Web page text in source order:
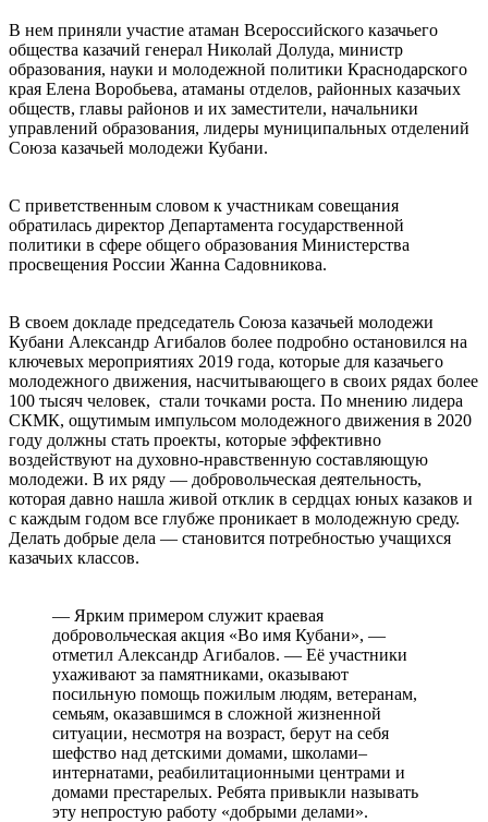
В нем приняли участие атаман Всероссийского казачьего
общества казачий генерал Николай Долуда, министр
образования, науки и молодежной политики Краснодарского
края Елена Воробьева, атаманы отделов, районных казачьих
обществ, главы районов и их заместители, начальники
управлений образования, лидеры муниципальных отделений
Союза казачьей молодежи Кубани.
С приветственным словом к участникам совещания
обратилась директор Департамента государственной
политики в сфере общего образования Министерства
просвещения России Жанна Садовникова.
В своем докладе председатель Союза казачьей молодежи
Кубани Александр Агибалов более подробно остановился на
ключевых мероприятиях 2019 года, которые для казачьего
молодежного движения, насчитывающего в своих рядах более
100 тысяч человек, стали точками роста. По мнению лидера
СКМК, ощутимым импульсом молодежного движения в 2020
году должны стать проекты, которые эффективно
воздействуют на духовно-нравственную составляющую
молодежи. В их ряду — добровольческая деятельность,
которая давно нашла живой отклик в сердцах юных казаков и
с каждым годом все глубже проникает в молодежную среду.
Делать добрые дела — становится потребностью учащихся
казачьих классов.
— Ярким примером служит краевая
добровольческая акция «Во имя Кубани», —
отметил Александр Агибалов. — Её участники
ухаживают за памятниками, оказывают
посильную помощь пожилым людям, ветеранам,
семьям, оказавшимся в сложной жизненной
ситуации, несмотря на возраст, берут на себя
шефство над детскими домами, школами–
интернатами, реабилитационными центрами и
домами престарелых. Ребята привыкли называть
эту непростую работу «добрыми делами».